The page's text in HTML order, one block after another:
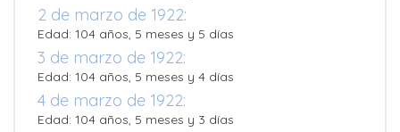
2 de marzo de 1922:
Edad: 104 años, 5 meses y 5 días
3 de marzo de 1922:
Edad: 104 años, 5 meses y 4 días
4 de marzo de 1922:
Edad: 104 años, 5 meses y 3 días